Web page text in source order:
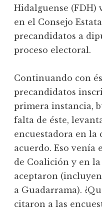
Hidalguense (FDH)
en el Consejo
precandidatos a
proceso electoral.
Continuando con
precandidatos
primera instancia,
falta de éste,
encuestadora en la
acuerdo. Eso venía
de Coalición y en
aceptaron
a Guadarrama).
citaron a las